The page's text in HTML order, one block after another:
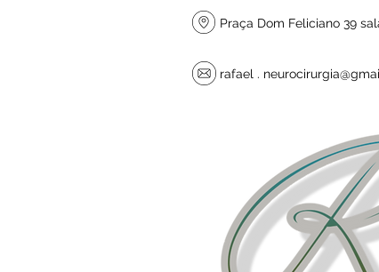
Praça Dom Feliciano 39
rafael .